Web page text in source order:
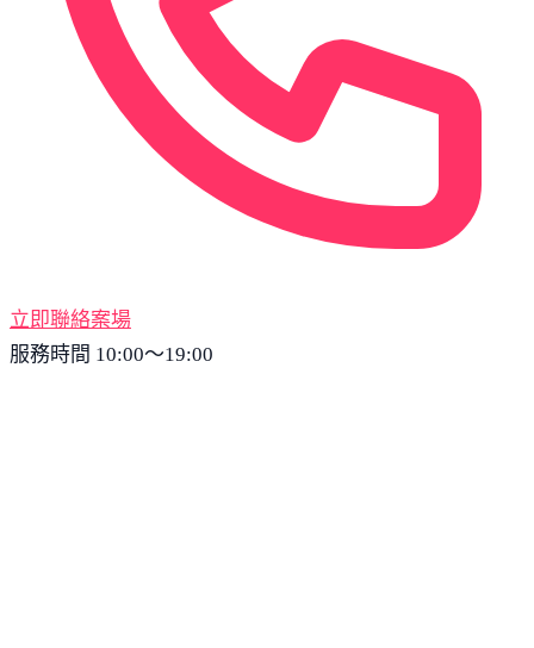
立即聯絡案場
服務時間 10:00～19:00